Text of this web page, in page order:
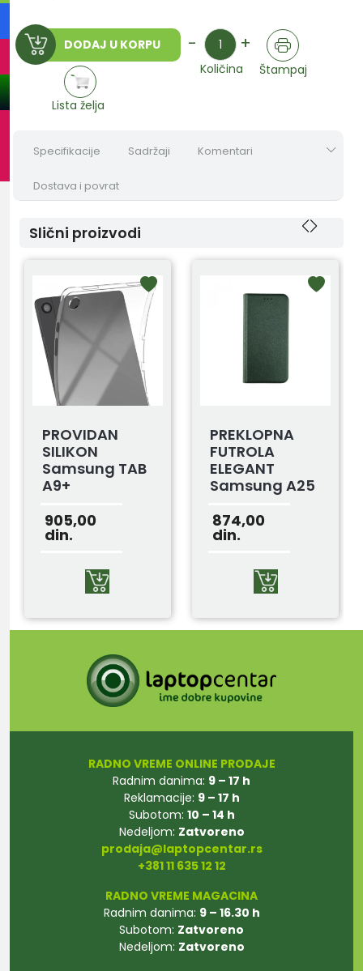
DODAJ U KORPU - Količina +
Količina Štampaj
Lista želja
Specifikacije Sadržaji Komentari
Dostava i povrat
Slični proizvodi
PROVIDAN
SILIKON
Samsung TAB
A9+
905,00
din.
PREKLOPNA
FUTROLA
ELEGANT
Samsung A25
874,00
din.
RADNO VREME ONLINE PRODAJE
Radnim danima: 9 – 17 h
Reklamacije: 9 – 17 h
Subotom: 10 – 14 h
Nedeljom: Zatvoreno
prodaja@laptopcentar.rs
+381 11 635 12 12
RADNO VREME MAGACINA
Radnim danima: 9 – 16.30 h
Subotom: Zatvoreno
Nedeljom: Zatvoreno